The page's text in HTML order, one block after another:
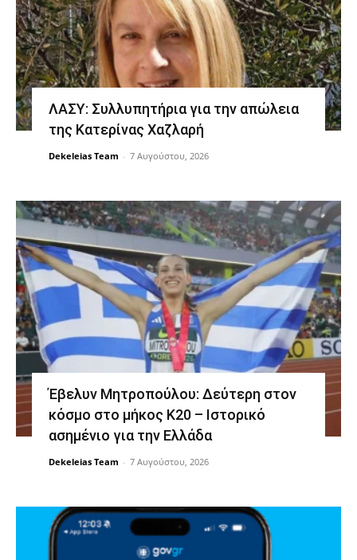
ΛΑΣΥ: Συλλυπητήρια για την απώλεια
της Κατερίνας Χαζλαρή
Dekeleias Team - 7 Αυγούστου, 2026
Έβελυν Μητροπούλου: Δεύτερη στον
κόσμο στο μήκος Κ20 – Ιστορικό
ασημένιο για την Ελλάδα
Dekeleias Team - 7 Αυγούστου, 2026